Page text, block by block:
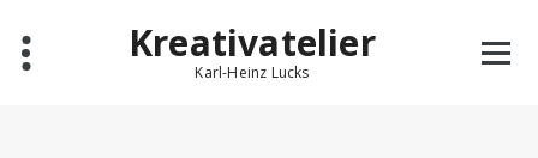
Inhalt
springen
Kreativatelier
Karl-Heinz Lucks